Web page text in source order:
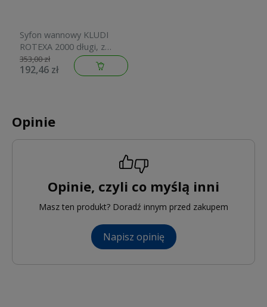
Syfon wannowy KLUDI
ROTEXA 2000 długi, z
wyposażeniem, chrom
2140905-00
353,00 zł
192,46 zł
Opinie
Opinie, czyli co myślą inni
Masz ten produkt? Doradź innym przed zakupem
Napisz opinię